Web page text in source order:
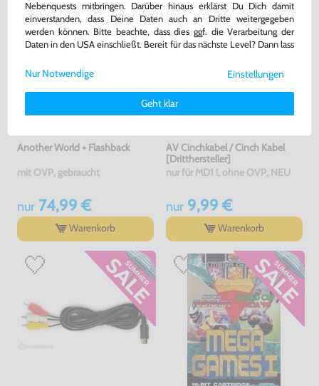
Another World + Flashback
mit OVP, gebraucht
nur74,99 €
Warenkorb
AV Cinchkabel / Cinch Kabel
[Dritthersteller]
nur für MD1 !, ohne OVP, NEU
nur9,99 €
Warenkorb
Nebenquests mitbringen. Darüber hinaus erklärst Du Dich damit
einverstanden, dass Deine Daten auch an Dritte weitergegeben
werden können. Bitte beachte, dass dies ggf. die Verarbeitung der
Daten in den USA einschließt. Bereit für das nächste Level? Dann lass
Weitere Informationen zu den von uns verwendeten Cookies und
Deinen Rechten als Nutzer findest Du in unsererDaten­schutz­
Impressum.
Einstellungen
Geht klar
Nur Notwendige